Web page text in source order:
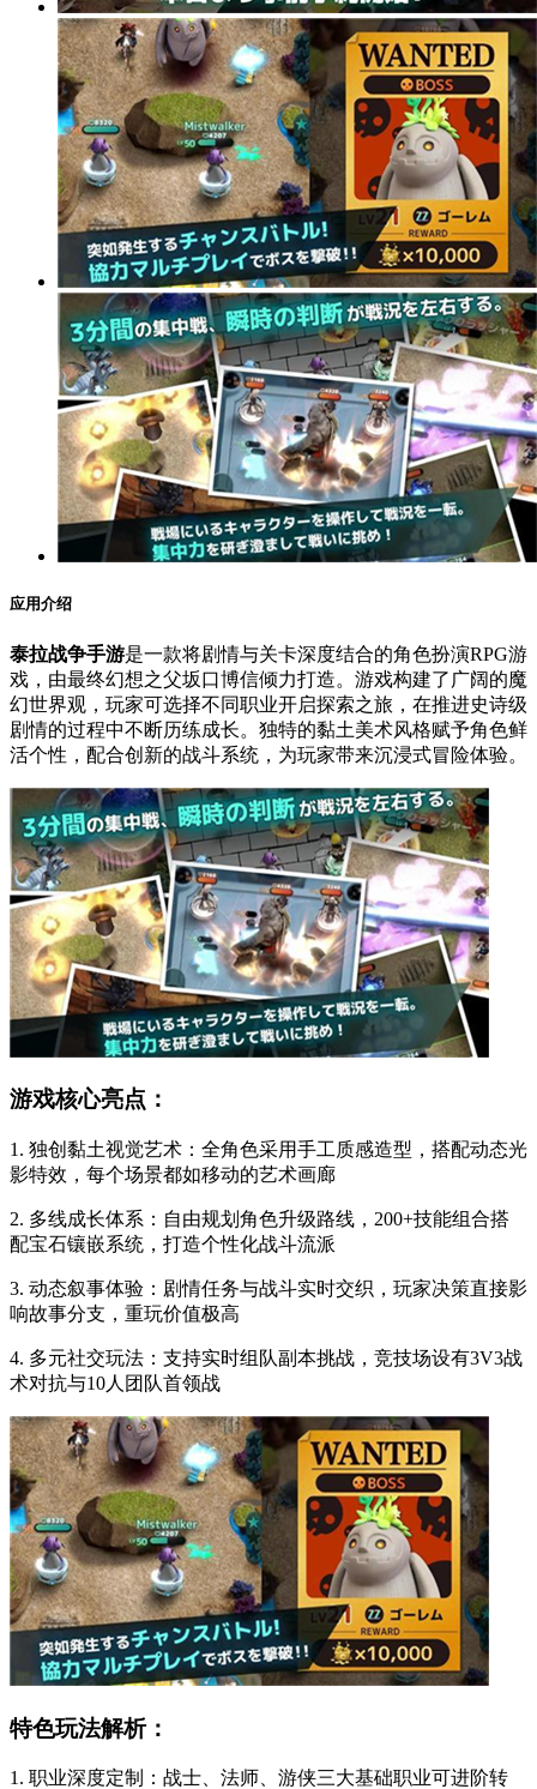
应用介绍
泰拉战争手游是一款将剧情与关卡深度结合的角色扮演RPG游
戏，由最终幻想之父坂口博信倾力打造。游戏构建了广阔的魔
幻世界观，玩家可选择不同职业开启探索之旅，在推进史诗级
剧情的过程中不断历练成长。独特的黏土美术风格赋予角色鲜
活个性，配合创新的战斗系统，为玩家带来沉浸式冒险体验。
游戏核心亮点：
1. 独创黏土视觉艺术：全角色采用手工质感造型，搭配动态光
影特效，每个场景都如移动的艺术画廊
2. 多线成长体系：自由规划角色升级路线，200+技能组合搭
配宝石镶嵌系统，打造个性化战斗流派
3. 动态叙事体验：剧情任务与战斗实时交织，玩家决策直接影
响故事分支，重玩价值极高
4. 多元社交玩法：支持实时组队副本挑战，竞技场设有3V3战
术对抗与10人团队首领战
特色玩法解析：
1. 职业深度定制：战士、法师、游侠三大基础职业可进阶转